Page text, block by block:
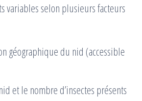
variables selon plusieurs facteurs
géographique du nid (accessible
et le nombre d’insectes présents